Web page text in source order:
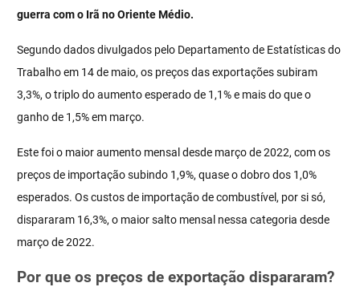
guerra com o Irã no Oriente Médio.
Segundo dados divulgados pelo Departamento de Estatísticas do
Trabalho em 14 de maio, os preços das exportações subiram
3,3%, o triplo do aumento esperado de 1,1% e mais do que o
ganho de 1,5% em março.
Este foi o maior aumento mensal desde março de 2022, com os
preços de importação subindo 1,9%, quase o dobro dos 1,0%
esperados. Os custos de importação de combustível, por si só,
dispararam 16,3%, o maior salto mensal nessa categoria desde
março de 2022.
Por que os preços de exportação dispararam?